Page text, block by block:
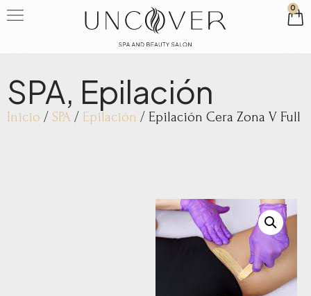
0
SPA, Epilación
Inicio / SPA / Epilación / Epilación Cera Zona V Full